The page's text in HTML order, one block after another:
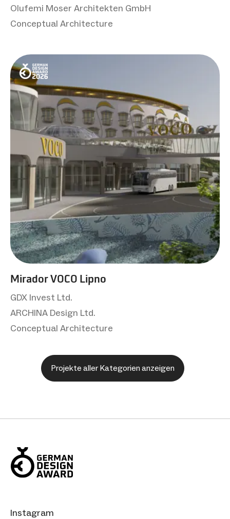
Olufemi Moser Architekten GmbH
Conceptual Architecture
Mirador VOCO Lipno
GDX Invest Ltd.
ARCHINA Design Ltd.
Conceptual Architecture
Projekte aller Kategorien anzeigen
Instagram